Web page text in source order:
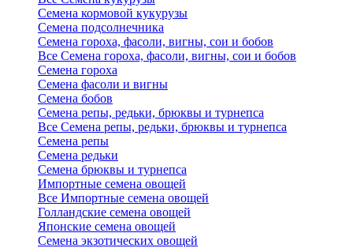
Семена кормовой кукурузы
Семена подсолнечника
Семена гороха, фасоли, вигны, сои и бобов
Все Семена гороха, фасоли, вигны, сои и бобов
Семена гороха
Семена фасоли и вигны
Семена бобов
Семена репы, редьки, брюквы и турнепса
Все Семена репы, редьки, брюквы и турнепса
Семена репы
Семена редьки
Семена брюквы и турнепса
Импортные семена овощей
Все Импортные семена овощей
Голландские семена овощей
Японские семена овощей
Семена экзотических овощей